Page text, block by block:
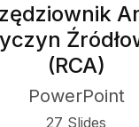
(RCA)
PowerPoint
27 Slides